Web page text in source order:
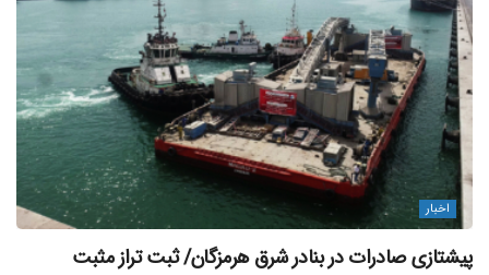
اخبار
پیشتازی صادرات در بنادر شرق هرمزگان/ ثبت تراز مثبت